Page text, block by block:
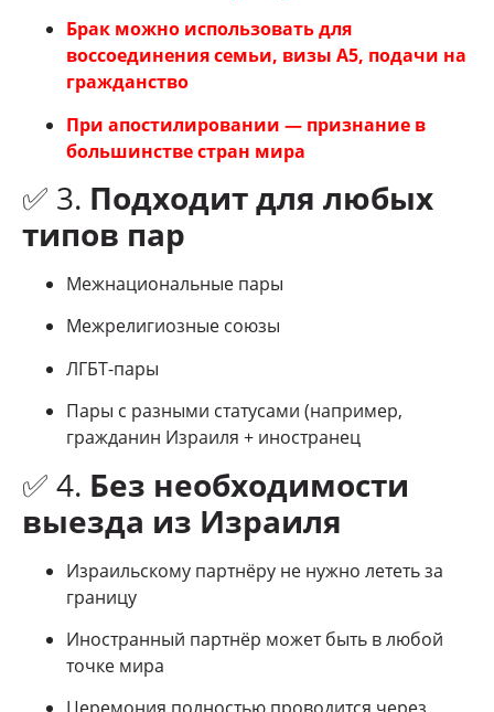
Брак можно использовать для
воссоединения семьи, визы A5, подачи на
гражданство
При апостилировании — признание в
большинстве стран мира
✅ 3. Подходит для любых
типов пар
Межнациональные пары
Межрелигиозные союзы
ЛГБТ-пары
Пары с разными статусами (например,
гражданин Израиля + иностранец
✅ 4. Без необходимости
выезда из Израиля
Израильскому партнёру не нужно лететь за
границу
Иностранный партнёр может быть в любой
точке мира